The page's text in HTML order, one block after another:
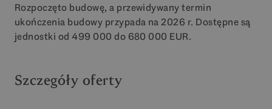
Rozpoczęto budowę, a przewidywany termin
ukończenia budowy przypada na 2026 r. Dostępne są
jednostki od 499 000 do 680 000 EUR.
Szczegóły oferty